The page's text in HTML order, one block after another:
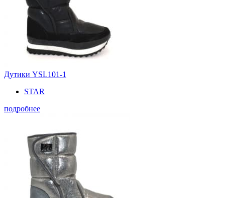
Дутики YSL101-1
STAR
подробнее